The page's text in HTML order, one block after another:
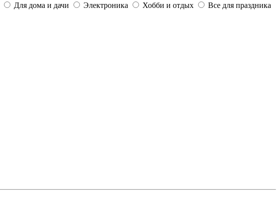
Для дома и дачи Электроника Хобби и отдых
Все для праздника